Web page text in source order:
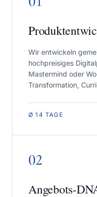
Wir entwickeln
hochpreisiges
Mastermind oder
Transformation,
Ø 14 TAGE
02
Angebots-